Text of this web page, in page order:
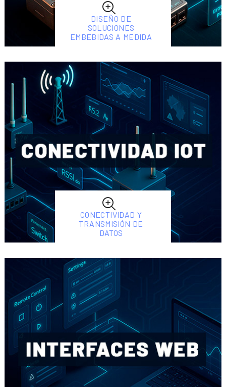
DISEÑO DE
SOLUCIONES
EMBEBIDAS A MEDIDA
CONECTIVIDAD Y
TRANSMISIÓN DE
DATOS